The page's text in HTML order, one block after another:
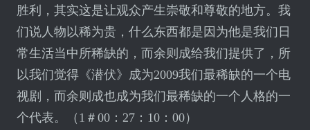
胜利，其实这是让观众产生崇敬和尊敬的地方。我
们说人物以稀为贵，什么东西都是因为他是我们日
常生活当中所稀缺的，而余则成给我们提供了，所
以我们觉得《潜伏》成为2009我们最稀缺的一个电
视剧，而余则成也成为我们最稀缺的一个人格的一
个代表。（1＃00：27：10：00）